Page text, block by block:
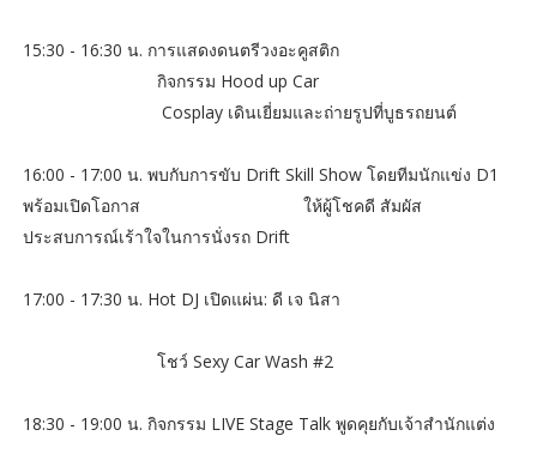
15:30 - 16:30 น. การแสดงดนตรีวงอะคูสติก
กิจกรรม Hood up Car
Cosplay เดินเยี่ยมและถ่ายรูปที่บูธรถยนต์
16:00 - 17:00 น. พบกับการขับ Drift Skill Show โดยทีมนักแข่ง D1
พร้อมเปิดโอกาส ให้ผู้โชคดี สัมผัส
ประสบการณ์เร้าใจในการนั่งรถ Drift
17:00 - 17:30 น. Hot DJ เปิดแผ่น: ดี เจ นิสา
โชว์ Sexy Car Wash #2
18:30 - 19:00 น. กิจกรรม LIVE Stage Talk พูดคุยกับเจ้าสำนักแต่ง